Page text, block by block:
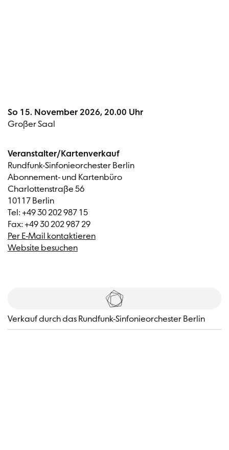
So 15. November 2026, 20.00 Uhr
Großer Saal
Veranstalter/Kartenverkauf
Rundfunk-Sinfonieorchester Berlin
Abonnement- und Kartenbüro
Charlottenstraße 56
10117 Berlin
Tel: +49 30 202 987 15
Fax: +49 30 202 987 29
Per E-Mail kontaktieren
Website besuchen
Tickets
​Verkauf durch das Rundfunk-Sinfonieorchester Berlin